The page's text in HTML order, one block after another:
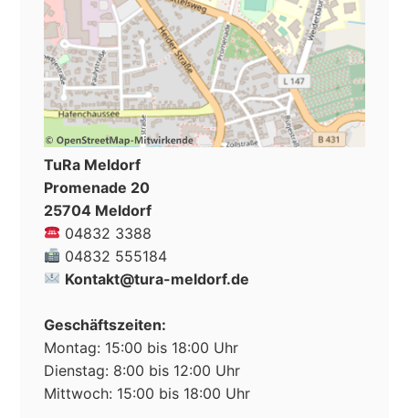
TuRa Meldorf
Promenade 20
25704 Meldorf
04832 3388
04832 555184
Kontakt@tura-meldorf.de
Geschäftszeiten:
Montag: 15:00 bis 18:00 Uhr
Dienstag: 8:00 bis 12:00 Uhr
Mittwoch: 15:00 bis 18:00 Uhr